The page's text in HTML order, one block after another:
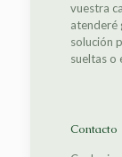
vuestra
atenderé
solución
sueltas o
Contacto